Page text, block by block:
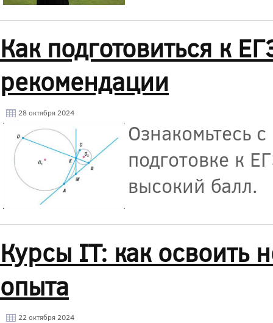
Как подготовиться к
рекомендации
28 октября 2024
Ознакомьтесь
подготовке к
высокий балл.
Курсы IT: как
опыта
22 октября 2024